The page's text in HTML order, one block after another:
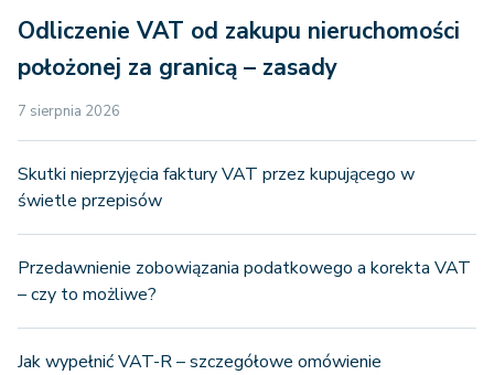
Odliczenie VAT od zakupu nieruchomości
położonej za granicą – zasady
7 sierpnia 2026
Skutki nieprzyjęcia faktury VAT przez kupującego w
świetle przepisów
Przedawnienie zobowiązania podatkowego a korekta VAT
– czy to możliwe?
Jak wypełnić VAT-R – szczegółowe omówienie